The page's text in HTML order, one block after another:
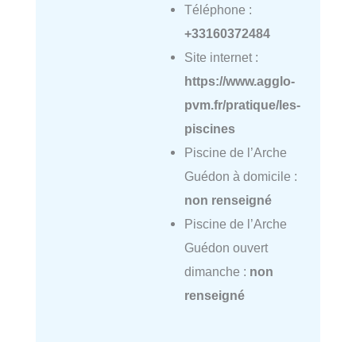
Téléphone :
+33160372484
Site internet :
https://www.agglo-
pvm.fr/pratique/les-
piscines
Piscine de l’Arche
Guédon à domicile :
non renseigné
Piscine de l’Arche
Guédon ouvert
dimanche : non
renseigné